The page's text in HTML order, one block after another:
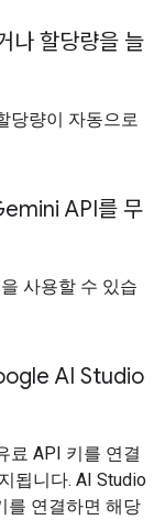
나 할당량을 늘
당량이 자동으로
API를 무
사용할 수 있습
AI Studio
료 API 키를 연결
됩니다. AI Studio
를 연결하면 해당